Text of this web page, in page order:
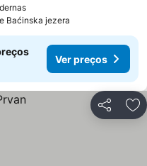
Baćinska jezera
Ver preços
Partilhar